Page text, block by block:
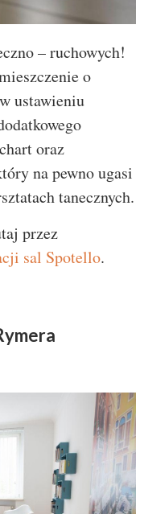
– ruchowych!
o
ustawieniu
oraz
na pewno ugasi
tanecznych.
przez
sal Spotello.